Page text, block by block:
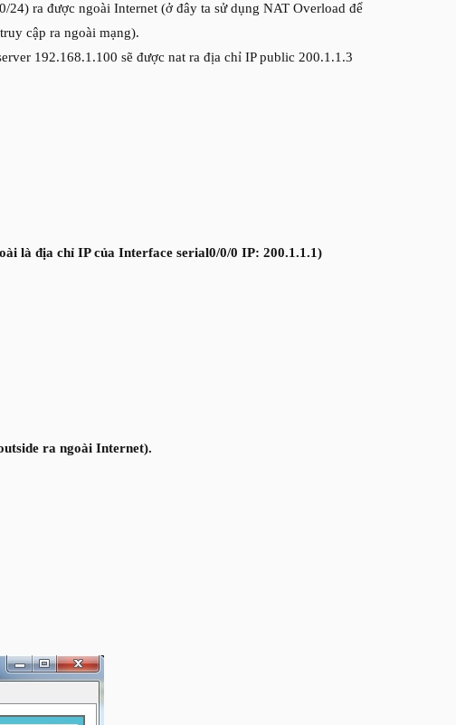
ra được ngoài Internet (ở đây ta sử dụng NAT Overload để
cập ra ngoài mạng).
192.168.1.100 sẽ được nat ra địa chỉ IP public 200.1.1.3
là địa chỉ IP của Interface serial0/0/0 IP: 200.1.1.1)
ra ngoài Internet).